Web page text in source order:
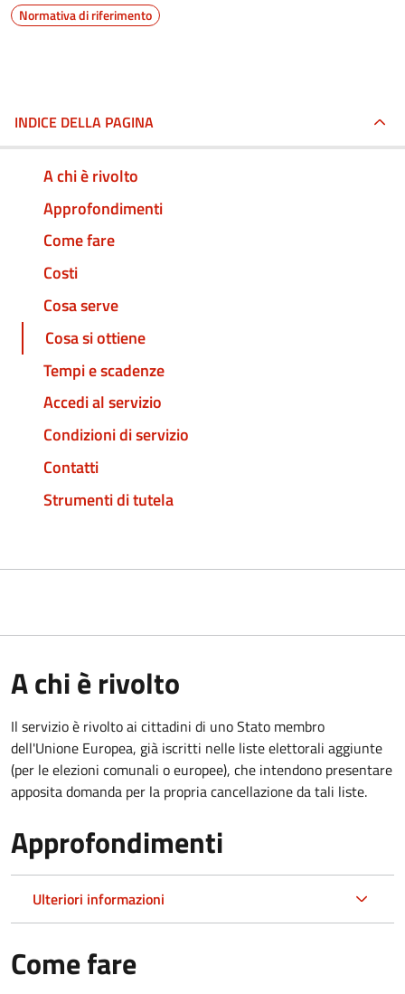
Normativa di riferimento
INDICE DELLA PAGINA
A chi è rivolto
Approfondimenti
Come fare
Costi
Cosa serve
Cosa si ottiene
Tempi e scadenze
Accedi al servizio
Condizioni di servizio
Contatti
Strumenti di tutela
A chi è rivolto
Il servizio è rivolto ai cittadini di uno Stato membro
dell'Unione Europea, già iscritti nelle liste elettorali aggiunte
(per le elezioni comunali o europee), che intendono presentare
apposita domanda per la propria cancellazione da tali liste.
Approfondimenti
Ulteriori informazioni
Come fare